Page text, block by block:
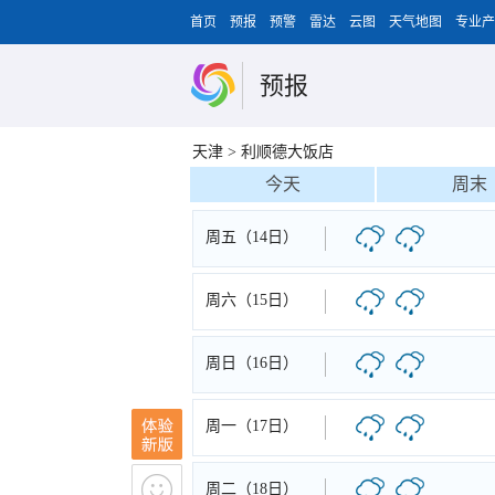
首页 预报 预警 雷达 云图 天气地图 专业
预报
天津 > 利顺德大饭店
今天 周末
周五（14日）
周六（15日）
周日（16日）
周一（17日）
周二（18日）